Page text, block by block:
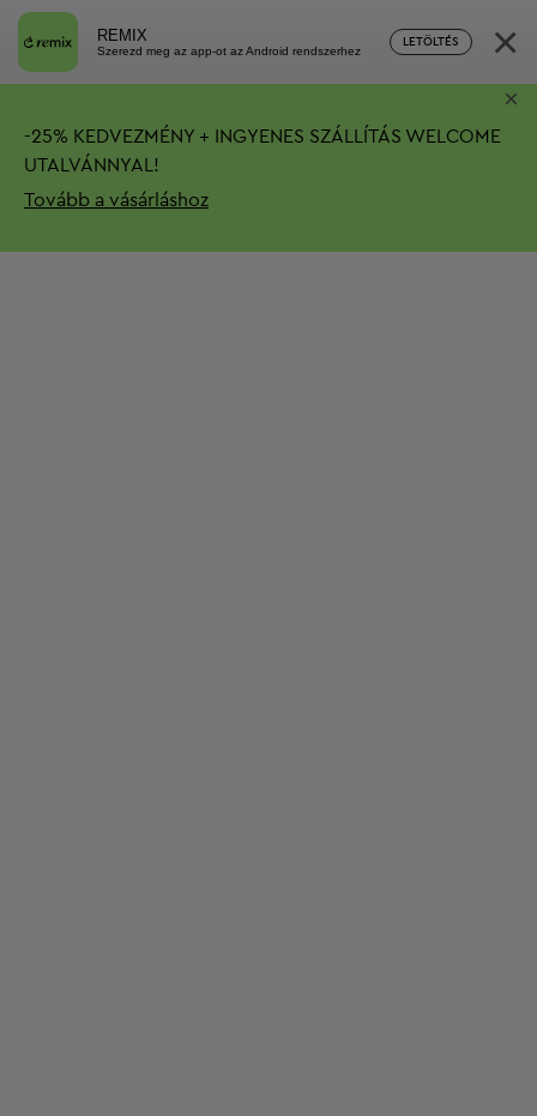
REMIX
Szerezd meg az app-ot az Android rendszerhez
LETÖLTÉS ×
-25% KEDVEZMÉNY + INGYENES SZÁLLÍTÁS WELCOME
UTALVÁNNYAL!
Tovább a vásárláshoz
×